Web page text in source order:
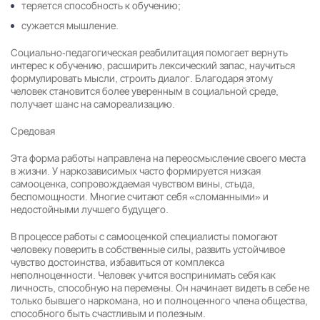
теряется способность к обучению;
сужается мышление.
Социально-педагогическая реабилитация помогает вернуть
интерес к обучению, расширить лексический запас, научиться
формулировать мысли, строить диалог. Благодаря этому
человек становится более уверенным в социальной среде,
получает шанс на самореализацию.
Средовая
Эта форма работы направлена на переосмысление своего места
в жизни. У наркозависимых часто формируется низкая
самооценка, сопровождаемая чувством вины, стыда,
беспомощности. Многие считают себя «сломанными» и
недостойными лучшего будущего.
В процессе работы с самооценкой специалисты помогают
человеку поверить в собственные силы, развить устойчивое
чувство достоинства, избавиться от комплекса
неполноценности. Человек учится воспринимать себя как
личность, способную на перемены. Он начинает видеть в себе не
только бывшего наркомана, но и полноценного члена общества,
способного быть счастливым и полезным.
Нажимая кнопку я соглашаюсь сполитикой конфиденциальности
пользовательским соглашением
Вызвать специалиста
Результаты поиска (0)
Нажимая кнопку я соглашаюсь с политикой конфиденциальности
пользовательским соглашением